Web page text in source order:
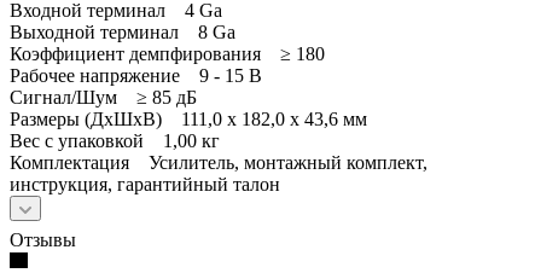
Входной терминал 4 Ga
Выходной терминал 8 Ga
Коэффициент демпфирования ≥ 180
Рабочее напряжение 9 - 15 В
Сигнал/Шум ≥ 85 дБ
Размеры (ДxШxВ) 111,0 x 182,0 x 43,6 мм
Вес с упаковкой 1,00 кг
Комплектация Усилитель, монтажный комплект,
инструкция, гарантийный талон
Отзывы